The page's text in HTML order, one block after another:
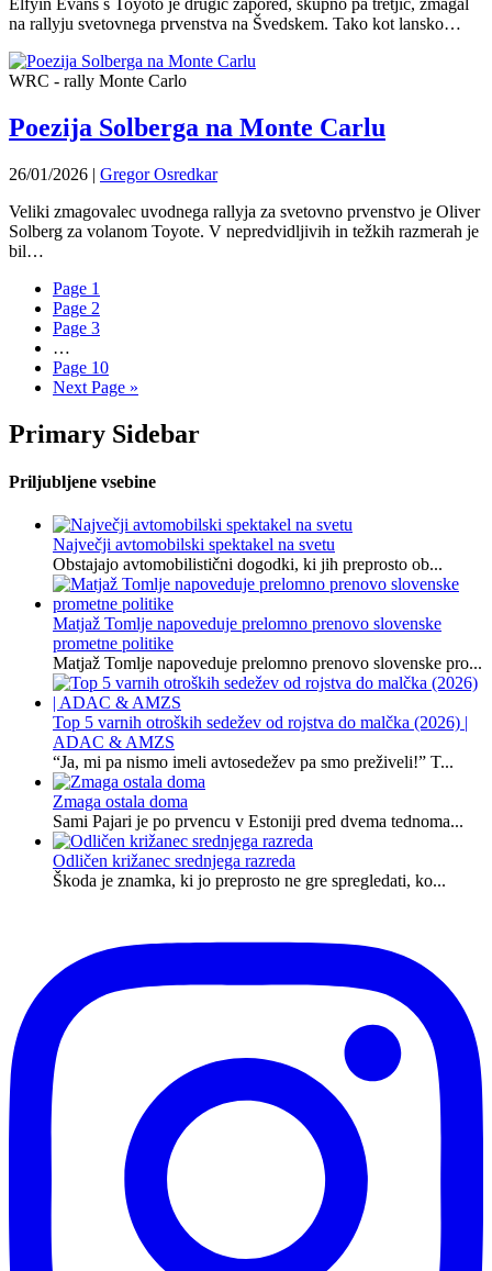
Elfyin Evans s Toyoto je drugič zapored, skupno pa tretjič, zmagal
na rallyju svetovnega prvenstva na Švedskem. Tako kot lansko…
WRC - rally Monte Carlo
Poezija Solberga na Monte Carlu
26/01/2026 | Gregor Osredkar
Veliki zmagovalec uvodnega rallyja za svetovno prvenstvo je Oliver
Solberg za volanom Toyote. V nepredvidljivih in težkih razmerah je
bil…
Page 1
Page 2
Page 3
…
Page 10
Next Page »
Primary Sidebar
Priljubljene vsebine
Največji avtomobilski spektakel na svetu
Obstajajo avtomobilistični dogodki, ki jih preprosto ob...
Matjaž Tomlje napoveduje prelomno prenovo slovenske
prometne politike
Matjaž Tomlje napoveduje prelomno prenovo slovenske pro...
Top 5 varnih otroških sedežev od rojstva do malčka (2026) |
ADAC & AMZS
“Ja, mi pa nismo imeli avtosedežev pa smo preživeli!” T...
Zmaga ostala doma
Sami Pajari je po prvencu v Estoniji pred dvema tednoma...
Odličen križanec srednjega razreda
Škoda je znamka, ki jo preprosto ne gre spregledati, ko...